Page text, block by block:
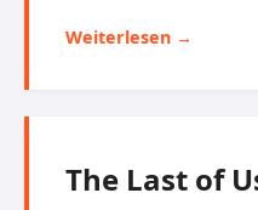
Weiterlesen →
The Last of